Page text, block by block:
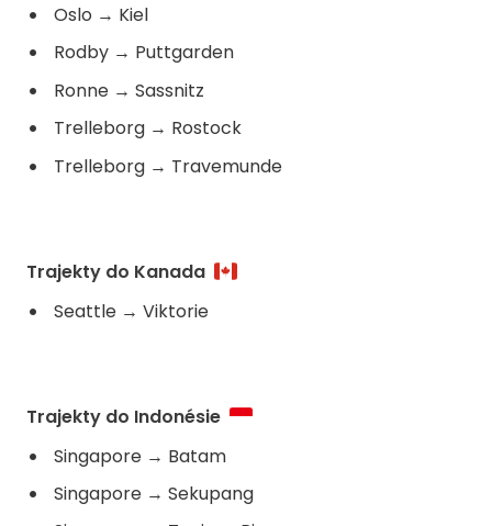
Oslo → Kiel
Rodby → Puttgarden
Ronne → Sassnitz
Trelleborg → Rostock
Trelleborg → Travemunde
Trajekty do Kanada
Seattle → Viktorie
Trajekty do Indonésie
Singapore → Batam
Singapore → Sekupang